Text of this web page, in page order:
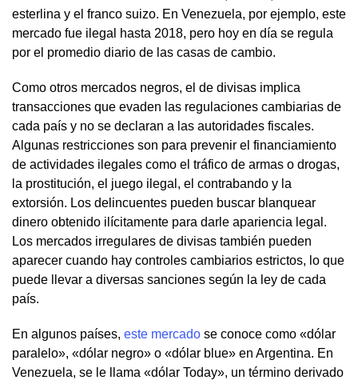
esterlina y el franco suizo. En Venezuela, por ejemplo, este
mercado fue ilegal hasta 2018, pero hoy en día se regula
por el promedio diario de las casas de cambio.
Como otros mercados negros, el de divisas implica
transacciones que evaden las regulaciones cambiarias de
cada país y no se declaran a las autoridades fiscales.
Algunas restricciones son para prevenir el financiamiento
de actividades ilegales como el tráfico de armas o drogas,
la prostitución, el juego ilegal, el contrabando y la
extorsión. Los delincuentes pueden buscar blanquear
dinero obtenido ilícitamente para darle apariencia legal.
Los mercados irregulares de divisas también pueden
aparecer cuando hay controles cambiarios estrictos, lo que
puede llevar a diversas sanciones según la ley de cada
país.
En algunos países, este mercado se conoce como «dólar
paralelo», «dólar negro» o «dólar blue» en Argentina. En
Venezuela, se le llama «dólar Today», un término derivado